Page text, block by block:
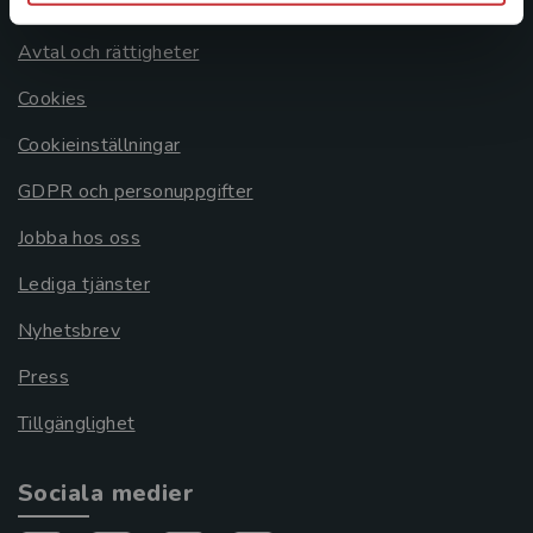
Om oss
Avtal och rättigheter
Cookies
Cookieinställningar
GDPR och personuppgifter
Jobba hos oss
Lediga tjänster
Nyhetsbrev
Press
Tillgänglighet
Sociala medier